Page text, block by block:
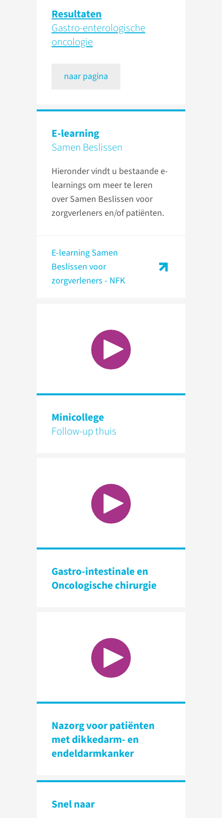
Resultaten
Gastro-enterologische
oncologie
naar pagina
E-learning
Samen Beslissen
Hieronder vindt u bestaande e-
learnings om meer te leren
over Samen Beslissen voor
zorgverleners en/of patiënten.
E-learning Samen
Beslissen voor
zorgverleners - NFK
Minicollege
Follow-up thuis
Gastro-intestinale en
Oncologische chirurgie
Nazorg voor patiënten
met dikkedarm- en
endeldarm­kanker
Snel naar